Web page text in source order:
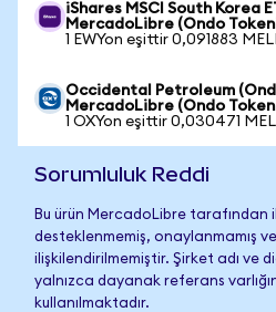
iShares MSCI South Korea
MercadoLibre (Ondo
1 EWYon eşittir 0,091883
Occidental Petroleum
MercadoLibre (Ondo
1 OXYon eşittir 0,030471
Sorumluluk Reddi
Bu ürün MercadoLibre tarafından
desteklenmemiş, onaylanmamış
ilişkilendirilmemiştir. Şirket adı ve
yalnızca dayanak referans
kullanılmaktadır.